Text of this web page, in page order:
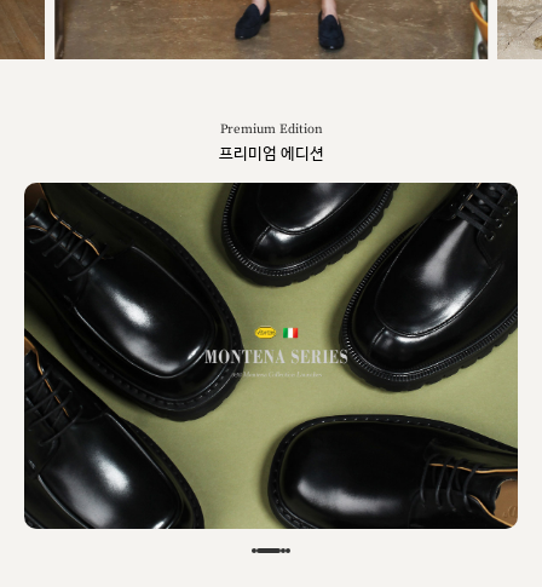
Premium Edition
프리미엄 에디션